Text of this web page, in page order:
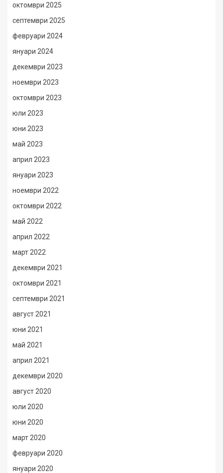
октомври 2025
септември 2025
февруари 2024
януари 2024
декември 2023
ноември 2023
октомври 2023
юли 2023
юни 2023
май 2023
април 2023
януари 2023
ноември 2022
октомври 2022
май 2022
април 2022
март 2022
декември 2021
октомври 2021
септември 2021
август 2021
юни 2021
май 2021
април 2021
декември 2020
август 2020
юли 2020
юни 2020
март 2020
февруари 2020
януари 2020